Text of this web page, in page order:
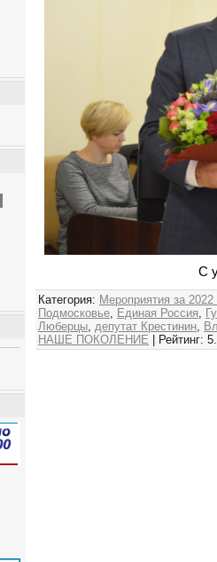
С
Категория: Мероприятия за 2022
Подмосковье Единая Россия
Люберцы депутат Крестинин
НАШЕ ПОКОЛЕНИЕ | Рейтинг: